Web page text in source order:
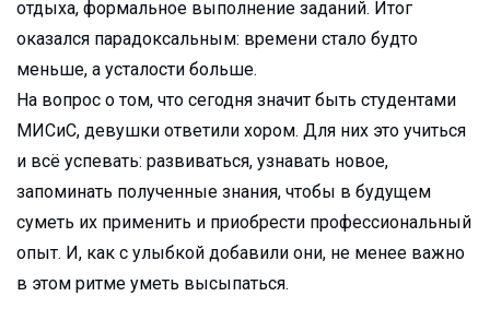
отдыха, формальное выполнение заданий. Итог
оказался парадоксальным: времени стало будто
меньше, а усталости больше.
На вопрос о том, что сегодня значит быть студентами
МИСиС, девушки ответили хором. Для них это учиться
и всё успевать: развиваться, узнавать новое,
запоминать полученные знания, чтобы в будущем
суметь их применить и приобрести профессиональный
опыт. И, как с улыбкой добавили они, не менее важно
в этом ритме уметь высыпаться.